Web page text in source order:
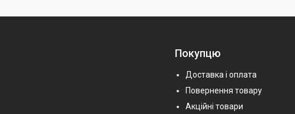
Покупцю
Доставка і оплата
Повернення товару
Акційні товари